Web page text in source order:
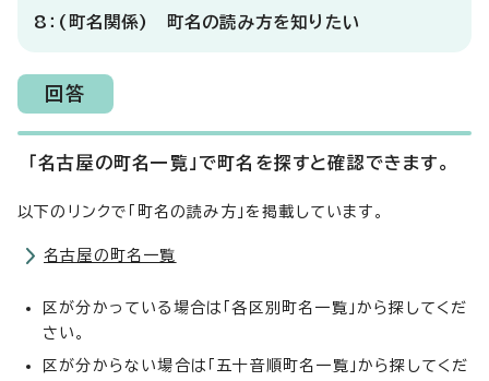
8：(町名関係) 町名の読み方を知りたい
回答
「名古屋の町名一覧」で町名を探すと確認できます。
以下のリンクで「町名の読み方」を掲載しています。
名古屋の町名一覧
区が分かっている場合は「各区別町名一覧」から探してくだ
さい。
区が分からない場合は「五十音順町名一覧」から探してくだ